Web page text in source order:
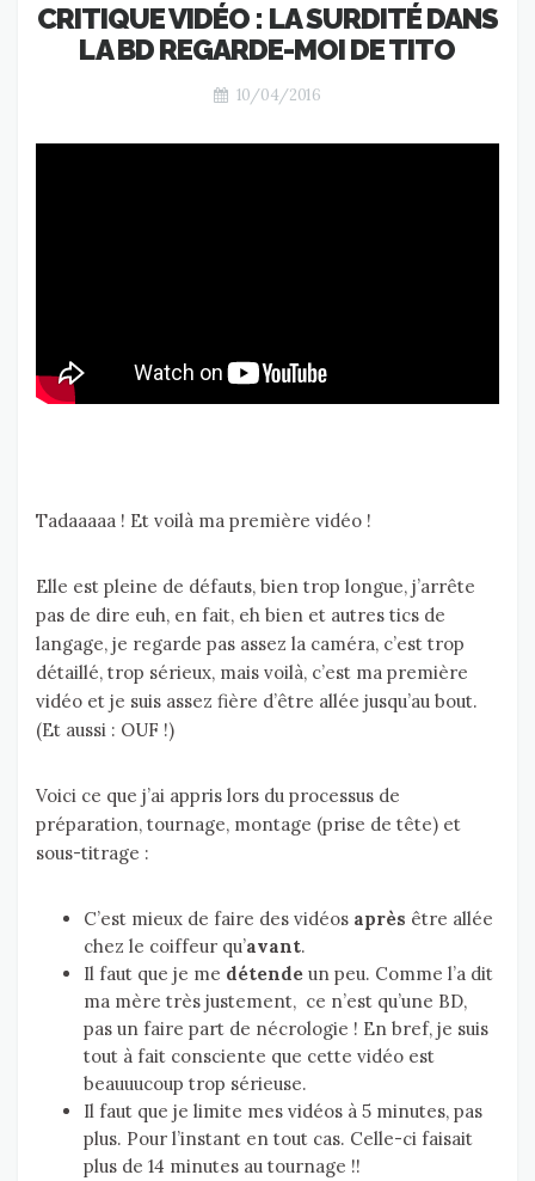
CRITIQUE VIDÉO : LA SURDITÉ DANS
LA BD REGARDE-MOI DE TITO
10/04/2016
Tadaaaaa ! Et voilà ma première vidéo !
Elle est pleine de défauts, bien trop longue, j’arrête
pas de dire euh, en fait, eh bien et autres tics de
langage, je regarde pas assez la caméra, c’est trop
détaillé, trop sérieux, mais voilà, c’est ma première
vidéo et je suis assez fière d’être allée jusqu’au bout.
(Et aussi : OUF !)
Voici ce que j’ai appris lors du processus de
préparation, tournage, montage (prise de tête) et
sous-titrage :
C’est mieux de faire des vidéos après être allée
chez le coiffeur qu’avant.
Il faut que je me détende un peu. Comme l’a dit
ma mère très justement, ce n’est qu’une BD,
pas un faire part de nécrologie ! En bref, je suis
tout à fait consciente que cette vidéo est
beauuucoup trop sérieuse.
Il faut que je limite mes vidéos à 5 minutes, pas
plus. Pour l’instant en tout cas. Celle-ci faisait
plus de 14 minutes au tournage !!